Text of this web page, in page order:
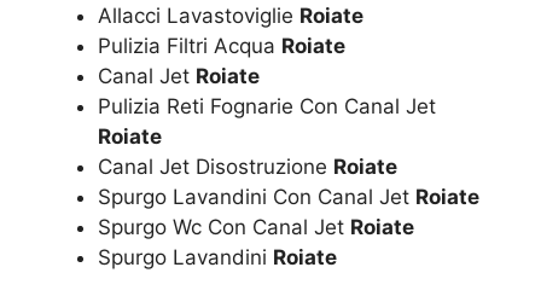
Allacci Lavastoviglie Roiate
Pulizia Filtri Acqua Roiate
Canal Jet Roiate
Pulizia Reti Fognarie Con Canal Jet
Roiate
Canal Jet Disostruzione Roiate
Spurgo Lavandini Con Canal Jet Roiate
Spurgo Wc Con Canal Jet Roiate
Spurgo Lavandini Roiate